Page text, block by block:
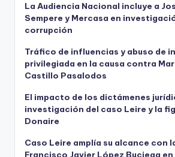
La Audiencia Nacional incluye a
Sempere y Mercasa en
corrupción
Tráfico de influencias y abuso de
privilegiada en la causa contra
Castillo Pasalodos
El impacto de los dictámenes
investigación del caso Leire y la
Donaire
Caso Leire amplía su alcance con
Francisco Javier López Buciega